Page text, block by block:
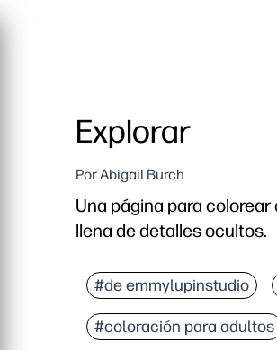
Explorar
Por Abigail Burch
Una página para
llena de detalles ocultos.
Sin necesidad de
Las intrincadas
Flexible para el hogar,
#de emmylupinstudio
#coloración para adultos